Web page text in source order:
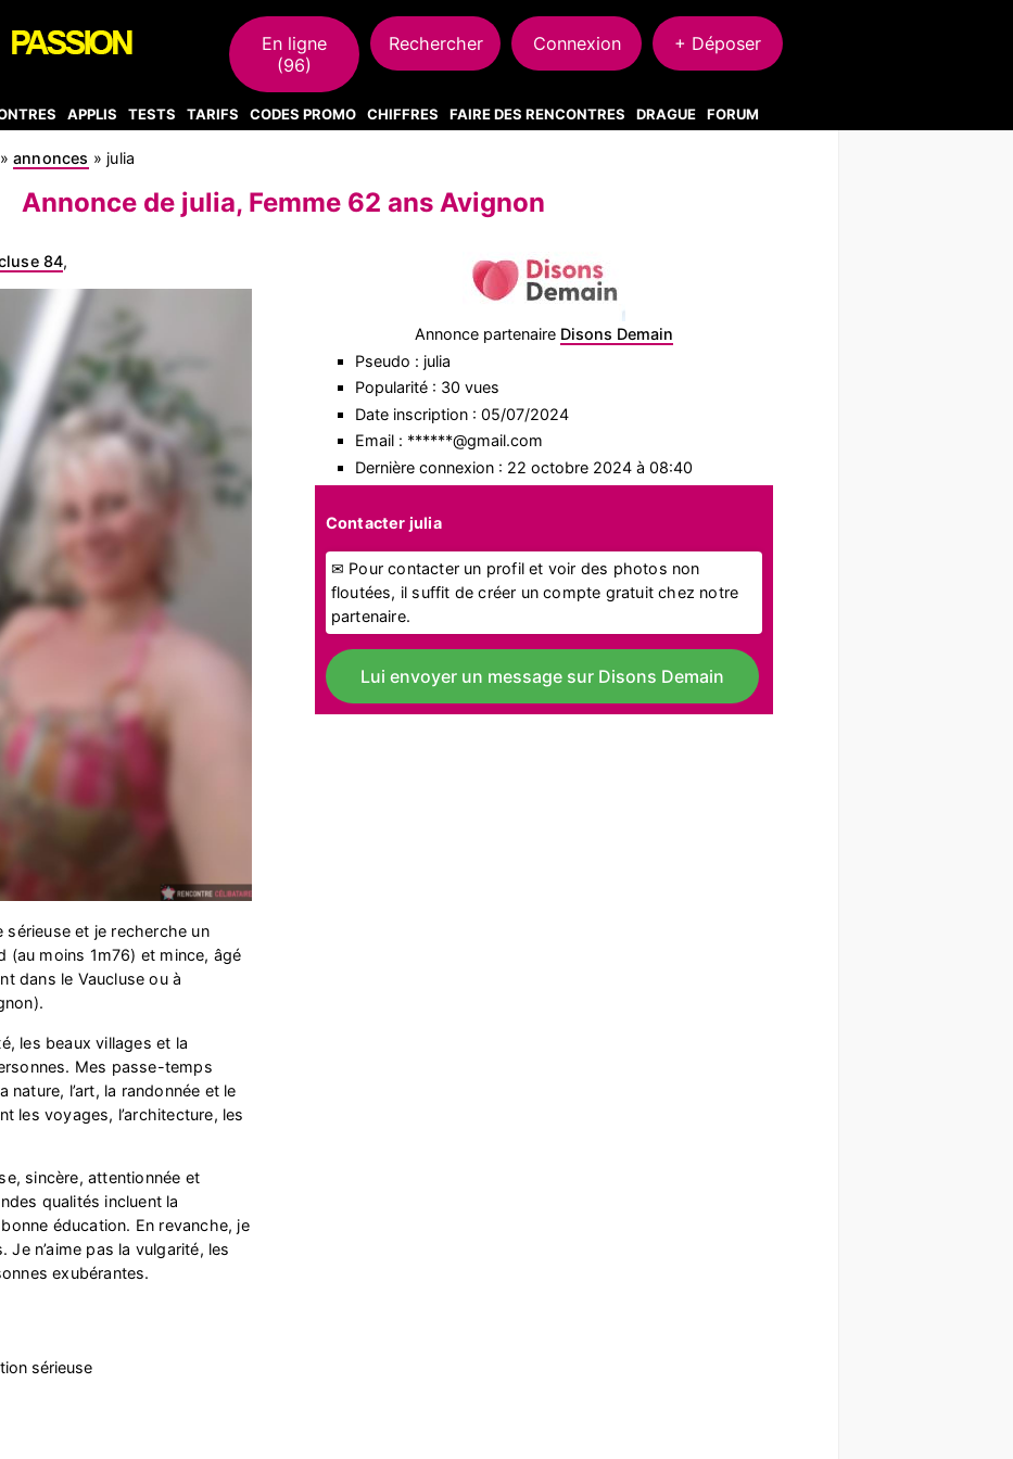
En ligne
(96)
Rechercher Connexion + Déposer
APPLIS TESTS TARIFS CODES PROMO CHIFFRES FAIRE DES RENCONTRES DRAGUE FORUM
»annonces » julia
Annonce de julia, Femme 62 ans Avignon
84,
sérieuse et je recherche un
(au moins 1m76) et mince, âgé
dans le Vaucluse ou à
les beaux villages et la
Mes passe-temps
nature, l’art, la randonnée et le
les voyages, l’architecture, les
sincère, attentionnée et
qualités incluent la
éducation. En revanche, je
n’aime pas la vulgarité, les
exubérantes.
sérieuse
Annonce partenaire Disons Demain
Pseudo : julia
Popularité : 30 vues
Date inscription : 05/07/2024
Email : ******@gmail.com
Dernière connexion : 22 octobre 2024 à 08:40
Contacter julia
✉ Pour contacter un profil et voir des photos non
floutées, il suffit de créer un compte gratuit chez notre
partenaire.
Lui envoyer un message sur Disons Demain